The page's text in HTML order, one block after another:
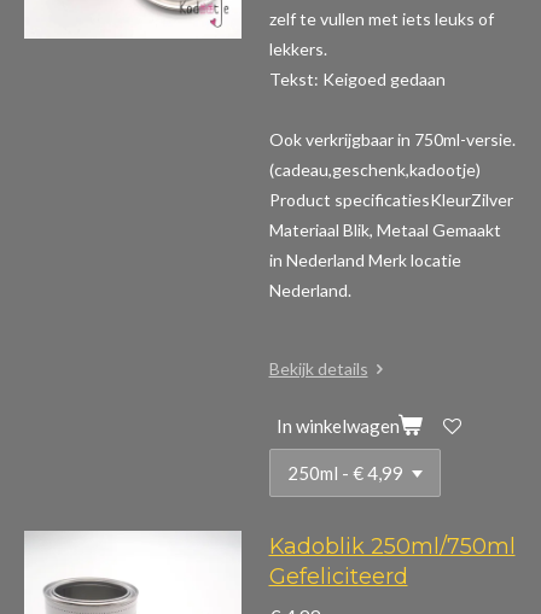
zelf te vullen met iets leuks of
lekkers.
Tekst: Keigoed gedaan
Ook verkrijgbaar in 750ml-versie.
(cadeau,geschenk,kadootje)
Product specificatiesKleurZilver
Materiaal Blik, Metaal Gemaakt
in Nederland Merk locatie
Nederland.
Bekijk details
In winkelwagen
Kadoblik 250ml/750ml
Gefeliciteerd